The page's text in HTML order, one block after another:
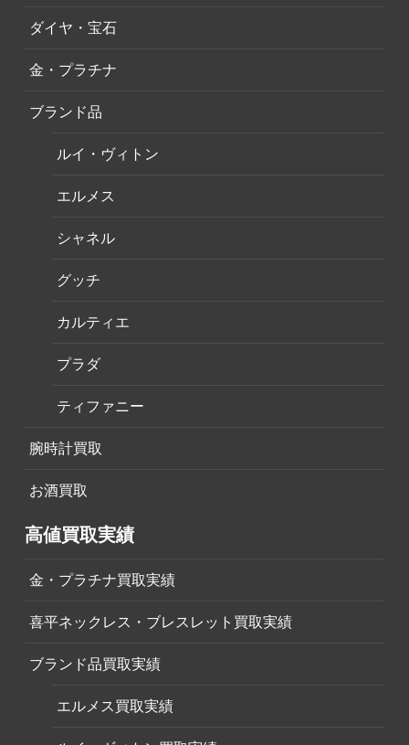
ダイヤ・宝石
金・プラチナ
ブランド品
ルイ・ヴィトン
エルメス
シャネル
グッチ
カルティエ
プラダ
ティファニー
腕時計買取
お酒買取
高値買取実績
金・プラチナ買取実績
喜平ネックレス・ブレスレット買取実績
ブランド品買取実績
エルメス買取実績